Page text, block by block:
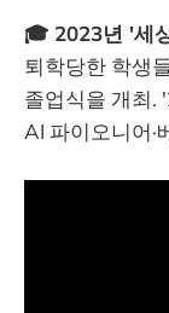
🎓 2023년 '세
퇴학당한 학생
졸업식을 개최.
AI 파이오니어·